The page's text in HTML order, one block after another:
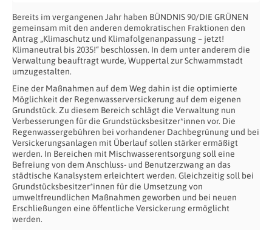
Bereits im vergangenen Jahr haben BÜNDNIS 90/DIE GRÜNEN
gemeinsam mit den anderen demokratischen Fraktionen den
Antrag „Klimaschutz und Klimafolgenanpassung – jetzt!
Klimaneutral bis 2035!“ beschlossen. In dem unter anderem die
Verwaltung beauftragt wurde, Wuppertal zur Schwammstadt
umzugestalten.
Eine der Maßnahmen auf dem Weg dahin ist die optimierte
Möglichkeit der Regenwasserversickerung auf dem eigenen
Grundstück. Zu diesem Bereich schlägt die Verwaltung nun
Verbesserungen für die Grundstücksbesitzer*innen vor. Die
Regenwassergebühren bei vorhandener Dachbegrünung und bei
Versickerungsanlagen mit Überlauf sollen stärker ermäßigt
werden. In Bereichen mit Mischwasserentsorgung soll eine
Befreiung von dem Anschluss- und Benutzerzwang an das
städtische Kanalsystem erleichtert werden. Gleichzeitig soll bei
Grundstücksbesitzer*innen für die Umsetzung von
umweltfreundlichen Maßnahmen geworben und bei neuen
Erschließungen eine öffentliche Versickerung ermöglicht
werden.